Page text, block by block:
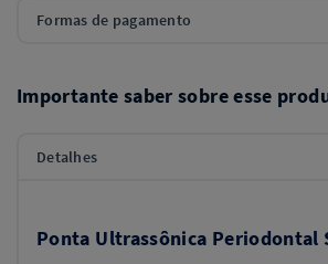
Formas de pagamento
Importante saber sobre esse
Detalhes
Ponta Ultrassônica Periodontal